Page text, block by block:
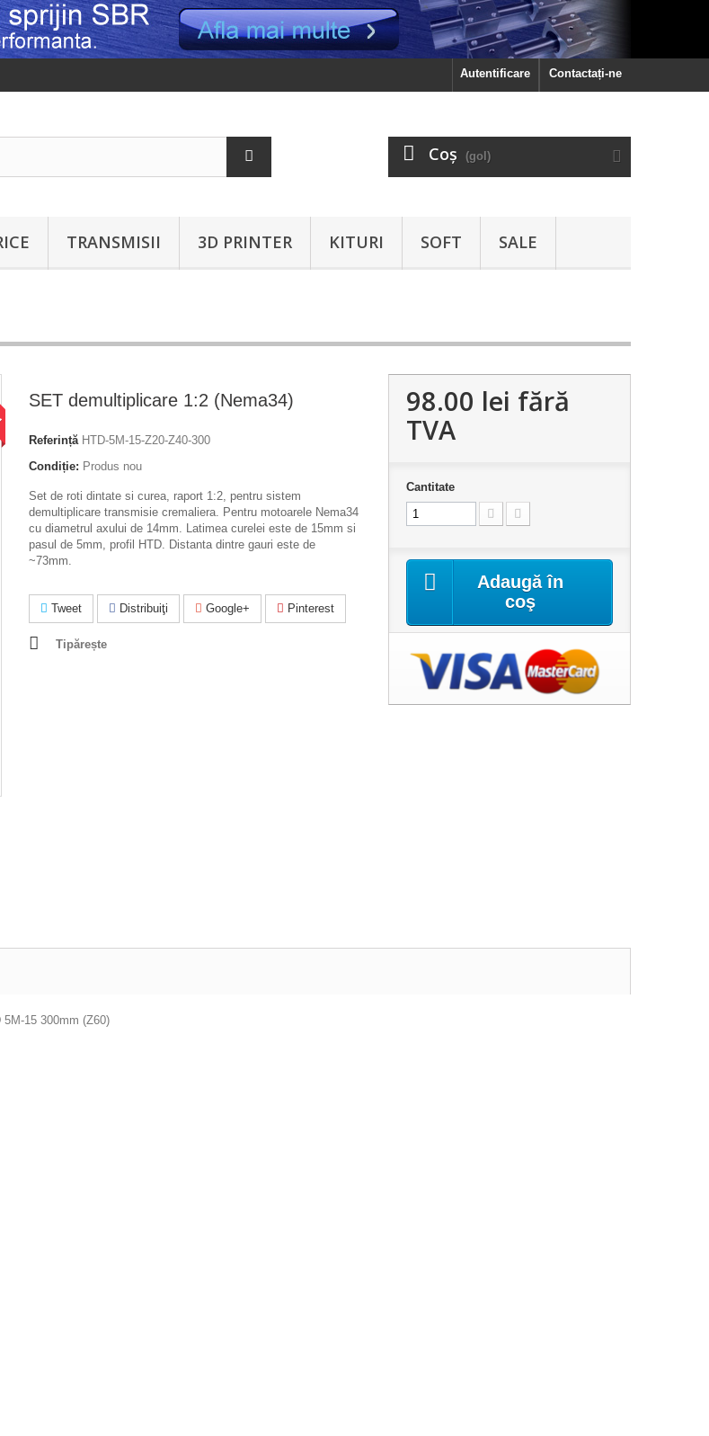
Contactați-ne
Autentificare
Coş (gol)
TRANSMISII 3D PRINTER KITURI SOFT SALE
SET demultiplicare 1:2 (Nema34)
Referință HTD-5M-15-Z20-Z40-300
Condiție: Produs nou
Set de roti dintate si curea, raport 1:2, pentru sistem
demultiplicare transmisie cremaliera. Pentru motoarele Nema34
cu diametrul axului de 14mm. Latimea curelei este de 15mm si
pasul de 5mm, profil HTD. Distanta dintre gauri este de
~73mm.
Tweet Distribuiţi Google+ Pinterest
Tipărește
98.00 lei fără
TVA
Cantitate
Adaugă în
coş
15 300mm (Z60)